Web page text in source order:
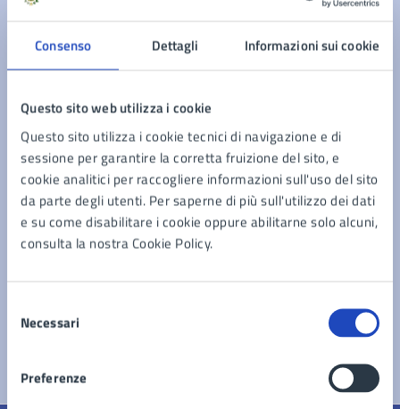
Consenso Dettagli Informazioni sui cookie
Questo sito web utilizza i cookie
Questo sito utilizza i cookie tecnici di navigazione e di
sessione per garantire la corretta fruizione del sito, e
cookie analitici per raccogliere informazioni sull'uso del sito
da parte degli utenti. Per saperne di più sull'utilizzo dei dati
e su come disabilitare i cookie oppure abilitarne solo alcuni,
consulta la nostra Cookie Policy.
delNecessari
Preferenze
di Commissione Straordinaria, nr. 73/2024 per il
inquadramento Area degli Istruttori.
Regolamento per il monitoraggio a tutela dell’aria,
impianti termici e controllo fonti d’emissione per
l’esecuzione delle ispezioni sullo stato di esercizio
e manutenzione degli impianti termici
Regolamento per la monetizzazione delle aree da
cedere a standars pubblici
Regolamentazione del gruppo comunale di
volontariato di Protezione Civile